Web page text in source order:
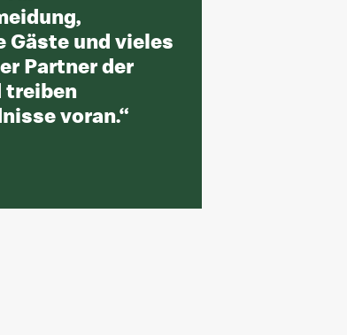
Gäste und vieles
Partner der
treiben
voran.“